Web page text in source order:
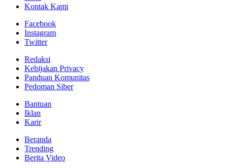
Kontak Kami
Facebook
Instagram
Twitter
Redaksi
Kebijakan Privacy
Panduan Komunitas
Pedoman Siber
Bantuan
Iklan
Karir
Beranda
Trending
Berita Video